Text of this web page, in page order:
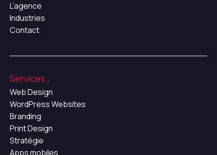
L’agence
Industries
Contact
Services .
Web Design
WordPress Websites
Branding
Print Design
Stratégie
Apps mobiles